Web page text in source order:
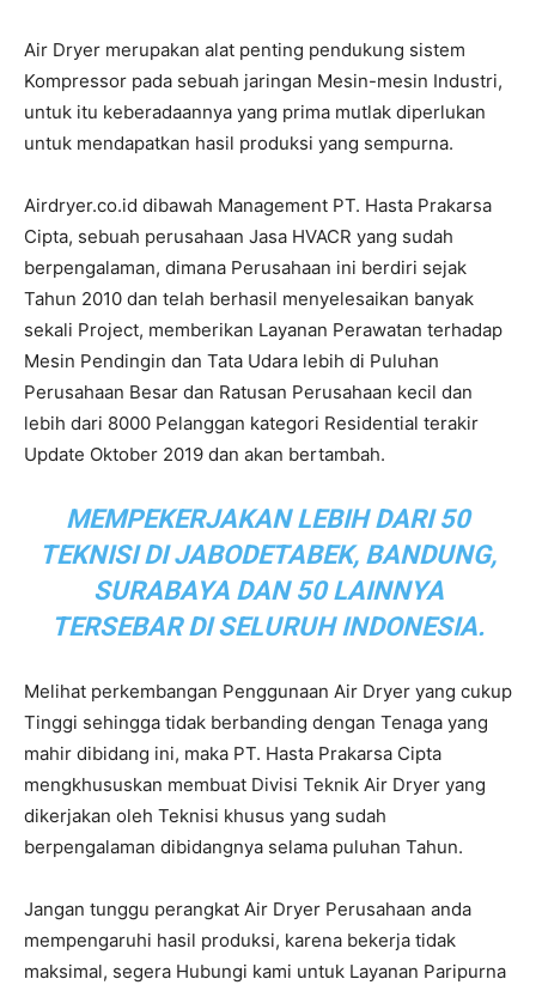
Air Dryer merupakan alat penting pendukung sistem
Kompressor pada sebuah jaringan Mesin-mesin Industri,
untuk itu keberadaannya yang prima mutlak diperlukan
untuk mendapatkan hasil produksi yang sempurna.
Airdryer.co.id dibawah Management PT. Hasta Prakarsa
Cipta, sebuah perusahaan Jasa HVACR yang sudah
berpengalaman, dimana Perusahaan ini berdiri sejak
Tahun 2010 dan telah berhasil menyelesaikan banyak
sekali Project, memberikan Layanan Perawatan terhadap
Mesin Pendingin dan Tata Udara lebih di Puluhan
Perusahaan Besar dan Ratusan Perusahaan kecil dan
lebih dari 8000 Pelanggan kategori Residential terakir
Update Oktober 2019 dan akan bertambah.
MEMPEKERJAKAN LEBIH DARI 50
TEKNISI DI JABODETABEK, BANDUNG,
SURABAYA DAN 50 LAINNYA
TERSEBAR DI SELURUH INDONESIA.
Melihat perkembangan Penggunaan Air Dryer yang cukup
Tinggi sehingga tidak berbanding dengan Tenaga yang
mahir dibidang ini, maka PT. Hasta Prakarsa Cipta
mengkhususkan membuat Divisi Teknik Air Dryer yang
dikerjakan oleh Teknisi khusus yang sudah
berpengalaman dibidangnya selama puluhan Tahun.
Jangan tunggu perangkat Air Dryer Perusahaan anda
mempengaruhi hasil produksi, karena bekerja tidak
maksimal, segera Hubungi kami untuk Layanan Paripurna